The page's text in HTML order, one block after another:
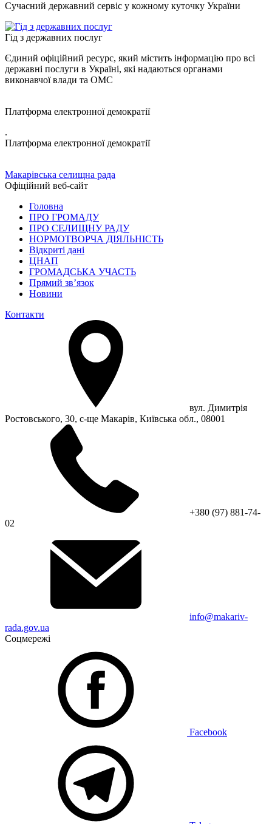
Сучасний державний сервіс у кожному куточку України
Гід з державних послуг
Єдиний офіційний ресурс, який містить інформацію про всі
державні послуги в Україні, які надаються органами
виконавчої влади та ОМС
Платформа електронної демократії
.
Платформа електронної демократії
Макарівська селищна рада
Офіційний веб-сайт
Головна
ПРО ГРОМАДУ
ПРО СЕЛИЩНУ РАДУ
НОРМОТВОРЧА ДІЯЛЬНІСТЬ
Відкриті дані
ЦНАП
ГРОМАДСЬКА УЧАСТЬ
Прямий зв’язок
Новини
Контакти
вул. Димитрія
Ростовського, 30, с-ще Макарів, Київська обл., 08001
+380 (97) 881-74-
02
info@makariv-
rada.gov.ua
Соцмережі
Facebook